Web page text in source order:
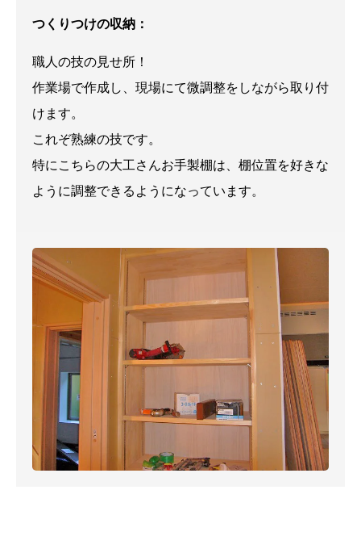
つくりつけの収納：
職人の技の見せ所！
作業場で作成し、現場にて微調整をしながら取り付
けます。
これぞ熟練の技です。
特にこちらの大工さんお手製棚は、棚位置を好きな
ように調整できるようになっています。